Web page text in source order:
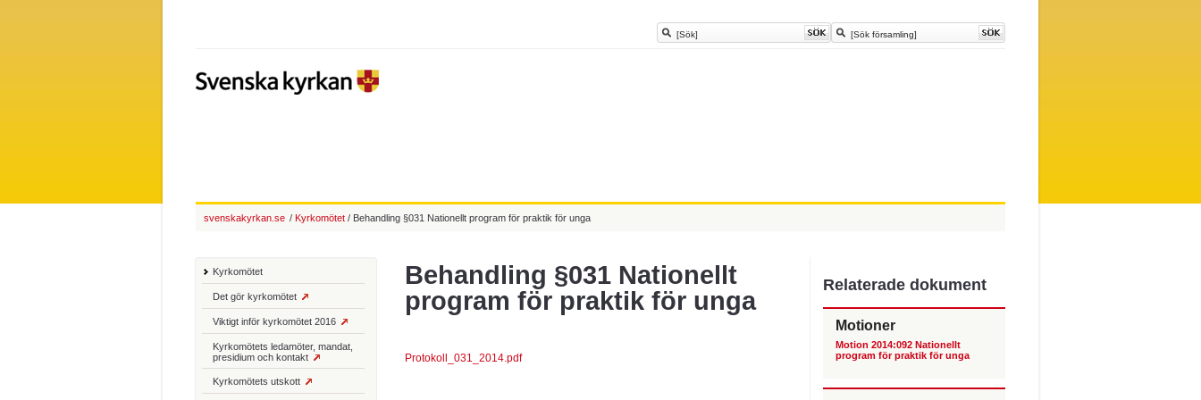
Behandling §031 Nationellt
program för praktik för unga
Protokoll_031_2014.pdf
Kyrkomötet
Det gör kyrkomötet
Viktigt inför kyrkomötet 2016
Kyrkomötets ledamöter, mandat,
presidium och kontakt
Kyrkomötets utskott
Relaterade dokument
Motioner
Motion 2014:092 Nationellt
program för praktik för unga
svenskakyrkan.se / Kyrkomötet / Behandling §031 Nationellt program för praktik för unga